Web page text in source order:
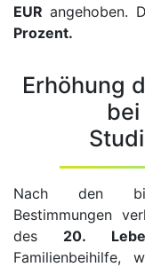
EURangehoben.
Prozent.
Erhöhung
Nach den
Bestimmungen
des 20.
Familienbeihilfe,